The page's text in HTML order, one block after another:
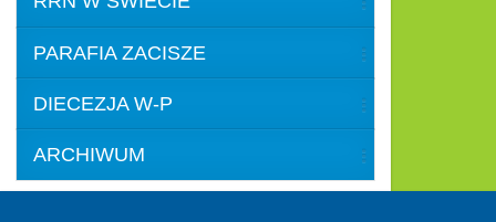
PARAFIA ZACISZE
DIECEZJA W-P
ARCHIWUM